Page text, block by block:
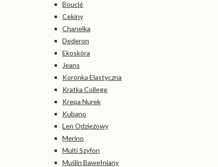
Bouclé
Cekiny
Chanelka
Dederon
Ekoskóra
Jeans
Koronka Elastyczna
Kratka College
Krepa Nurek
Kubano
Len Odzieżowy
Merino
Multi Szyfon
Muślin Bawełniany